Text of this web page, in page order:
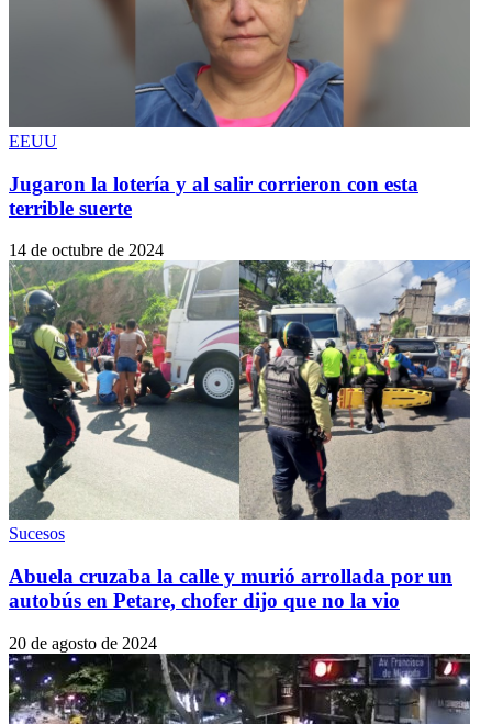
EEUU
Jugaron la lotería y al salir corrieron con esta
terrible suerte
14 de octubre de 2024
Sucesos
Abuela cruzaba la calle y murió arrollada por un
autobús en Petare, chofer dijo que no la vio
20 de agosto de 2024